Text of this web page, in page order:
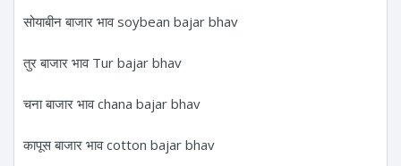
सोयाबीन बाजार भाव soybean bajar bhav
तुर बाजार भाव Tur bajar bhav
चना बाजार भाव chana bajar bhav
कापूस बाजार भाव cotton bajar bhav